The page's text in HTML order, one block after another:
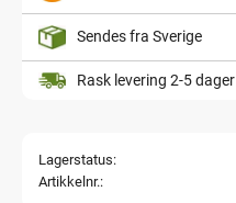
Sendes fra Sverige
Rask levering 2-5 dager
Lagerstatus
Artikkelnr.